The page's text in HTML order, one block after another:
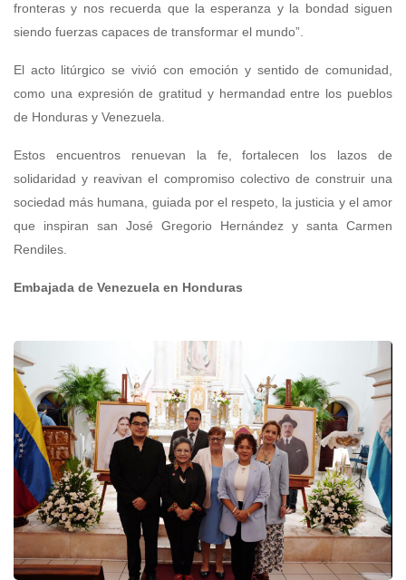
fronteras y nos recuerda que la esperanza y la bondad siguen
siendo fuerzas capaces de transformar el mundo”.
El acto litúrgico se vivió con emoción y sentido de comunidad,
como una expresión de gratitud y hermandad entre los pueblos
de Honduras y Venezuela.
Estos encuentros renuevan la fe, fortalecen los lazos de
solidaridad y reavivan el compromiso colectivo de construir una
sociedad más humana, guiada por el respeto, la justicia y el amor
que inspiran san José Gregorio Hernández y santa Carmen
Rendiles.
Embajada de Venezuela en Honduras